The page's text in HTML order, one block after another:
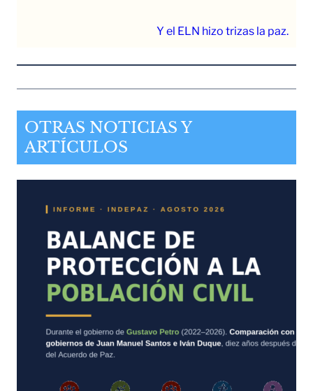
Y el ELN hizo trizas la paz.
OTRAS NOTICIAS Y
ARTÍCULOS